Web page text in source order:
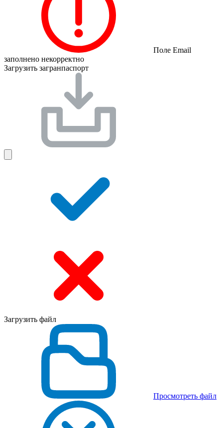
Поле Email
заполнено некорректно
Загрузить загранпаспорт
Загрузить файл
Просмотреть файл